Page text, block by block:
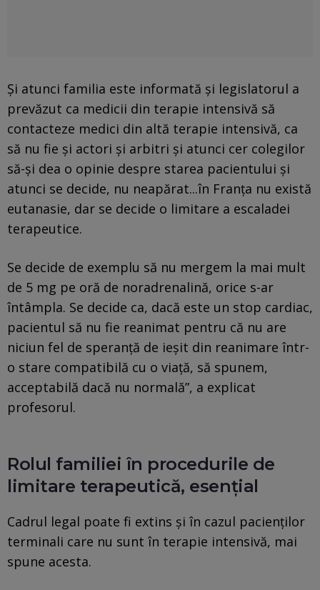
Și atunci familia este informată şi legislatorul a
prevăzut ca medicii din terapie intensivă să
contacteze medici din altă terapie intensivă, ca
să nu fie şi actori şi arbitri şi atunci cer colegilor
să-şi dea o opinie despre starea pacientului şi
atunci se decide, nu neapărat...în Franţa nu există
eutanasie, dar se decide o limitare a escaladei
terapeutice.
Se decide de exemplu să nu mergem la mai mult
de 5 mg pe oră de noradrenalină, orice s-ar
întâmpla. Se decide ca, dacă este un stop cardiac,
pacientul să nu fie reanimat pentru că nu are
niciun fel de speranţă de ieşit din reanimare într-
o stare compatibilă cu o viaţă, să spunem,
acceptabilă dacă nu normală”, a explicat
profesorul.
Rolul familiei în procedurile de
limitare terapeutică, esenţial
Cadrul legal poate fi extins şi în cazul pacienţilor
terminali care nu sunt în terapie intensivă, mai
spune acesta.